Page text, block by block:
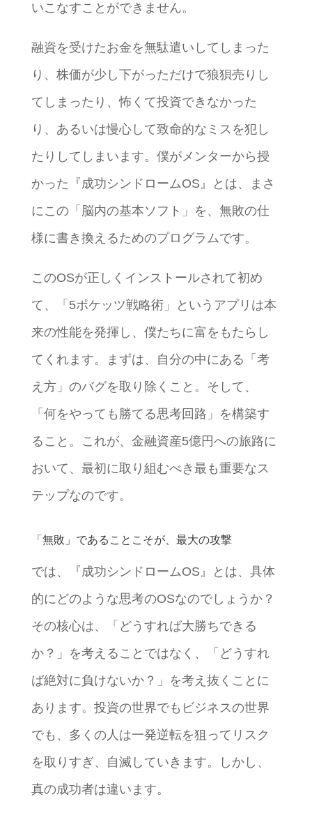
いこなすことができません。
融資を受けたお金を無駄遣いしてしまった
り、株価が少し下がっただけで狼狽売りし
てしまったり、怖くて投資できなかった
り、あるいは慢心して致命的なミスを犯し
たりしてしまいます。僕がメンターから授
かった『成功シンドロームOS』とは、まさ
にこの「脳内の基本ソフト」を、無敗の仕
様に書き換えるためのプログラムです。
このOSが正しくインストールされて初め
て、「5ポケッツ戦略術」というアプリは本
来の性能を発揮し、僕たちに富をもたらし
てくれます。まずは、自分の中にある「考
え方」のバグを取り除くこと。そして、
「何をやっても勝てる思考回路」を構築す
ること。これが、金融資産5億円への旅路に
おいて、最初に取り組むべき最も重要なス
テップなのです。
「無敗」であることこそが、最大の攻撃
では、『成功シンドロームOS』とは、具体
的にどのような思考のOSなのでしょうか？
その核心は、「どうすれば大勝ちできる
か？」を考えることではなく、「どうすれ
ば絶対に負けないか？」を考え抜くことに
あります。投資の世界でもビジネスの世界
でも、多くの人は一発逆転を狙ってリスク
を取りすぎ、自滅していきます。しかし、
真の成功者は違います。